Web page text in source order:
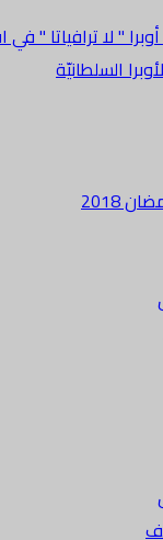
" لا ترافياتا "
السلطانيّة
2018